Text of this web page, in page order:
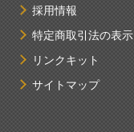
採用情報
特定商取引法の表示
リンクキット
サイトマップ